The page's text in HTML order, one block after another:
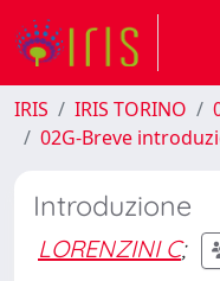
IRIS IRIS TORINO
02G-Breve
Introduzione
LORENZINI C;